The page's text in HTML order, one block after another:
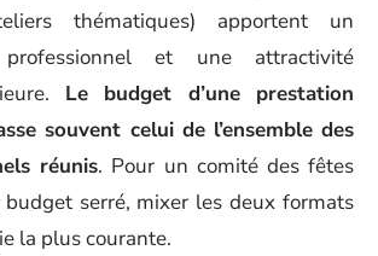
thématiques) apportent un
professionnel et une attractivité
Le budget d’une prestation
souvent celui de l’ensemble des
réunis. Pour un comité des fêtes
budget serré, mixer les deux formats
la plus courante.